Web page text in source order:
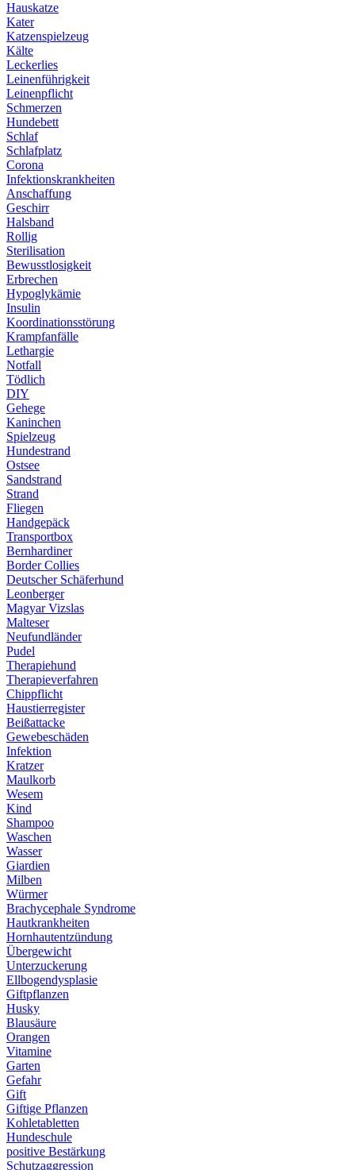
Hauskatze
Kater
Katzenspielzeug
Kälte
Leckerlies
Leinenführigkeit
Leinenpflicht
Schmerzen
Hundebett
Schlaf
Schlafplatz
Corona
Infektionskrankheiten
Anschaffung
Geschirr
Halsband
Rollig
Sterilisation
Bewusstlosigkeit
Erbrechen
Hypoglykämie
Insulin
Koordinationsstörung
Krampfanfälle
Lethargie
Notfall
Tödlich
DIY
Gehege
Kaninchen
Spielzeug
Hundestrand
Ostsee
Sandstrand
Strand
Fliegen
Handgepäck
Transportbox
Bernhardiner
Border Collies
Deutscher Schäferhund
Leonberger
Magyar Vizslas
Malteser
Neufundländer
Pudel
Therapiehund
Therapieverfahren
Chippflicht
Haustierregister
Beißattacke
Gewebeschäden
Infektion
Kratzer
Maulkorb
Wesem
Kind
Shampoo
Waschen
Wasser
Giardien
Milben
Würmer
Brachycephale Syndrome
Hautkrankheiten
Hornhautentzündung
Übergewicht
Unterzuckerung
Ellbogendysplasie
Giftpflanzen
Husky
Blausäure
Orangen
Vitamine
Garten
Gefahr
Gift
Giftige Pflanzen
Kohletabletten
Hundeschule
positive Bestärkung
Schutzaggression